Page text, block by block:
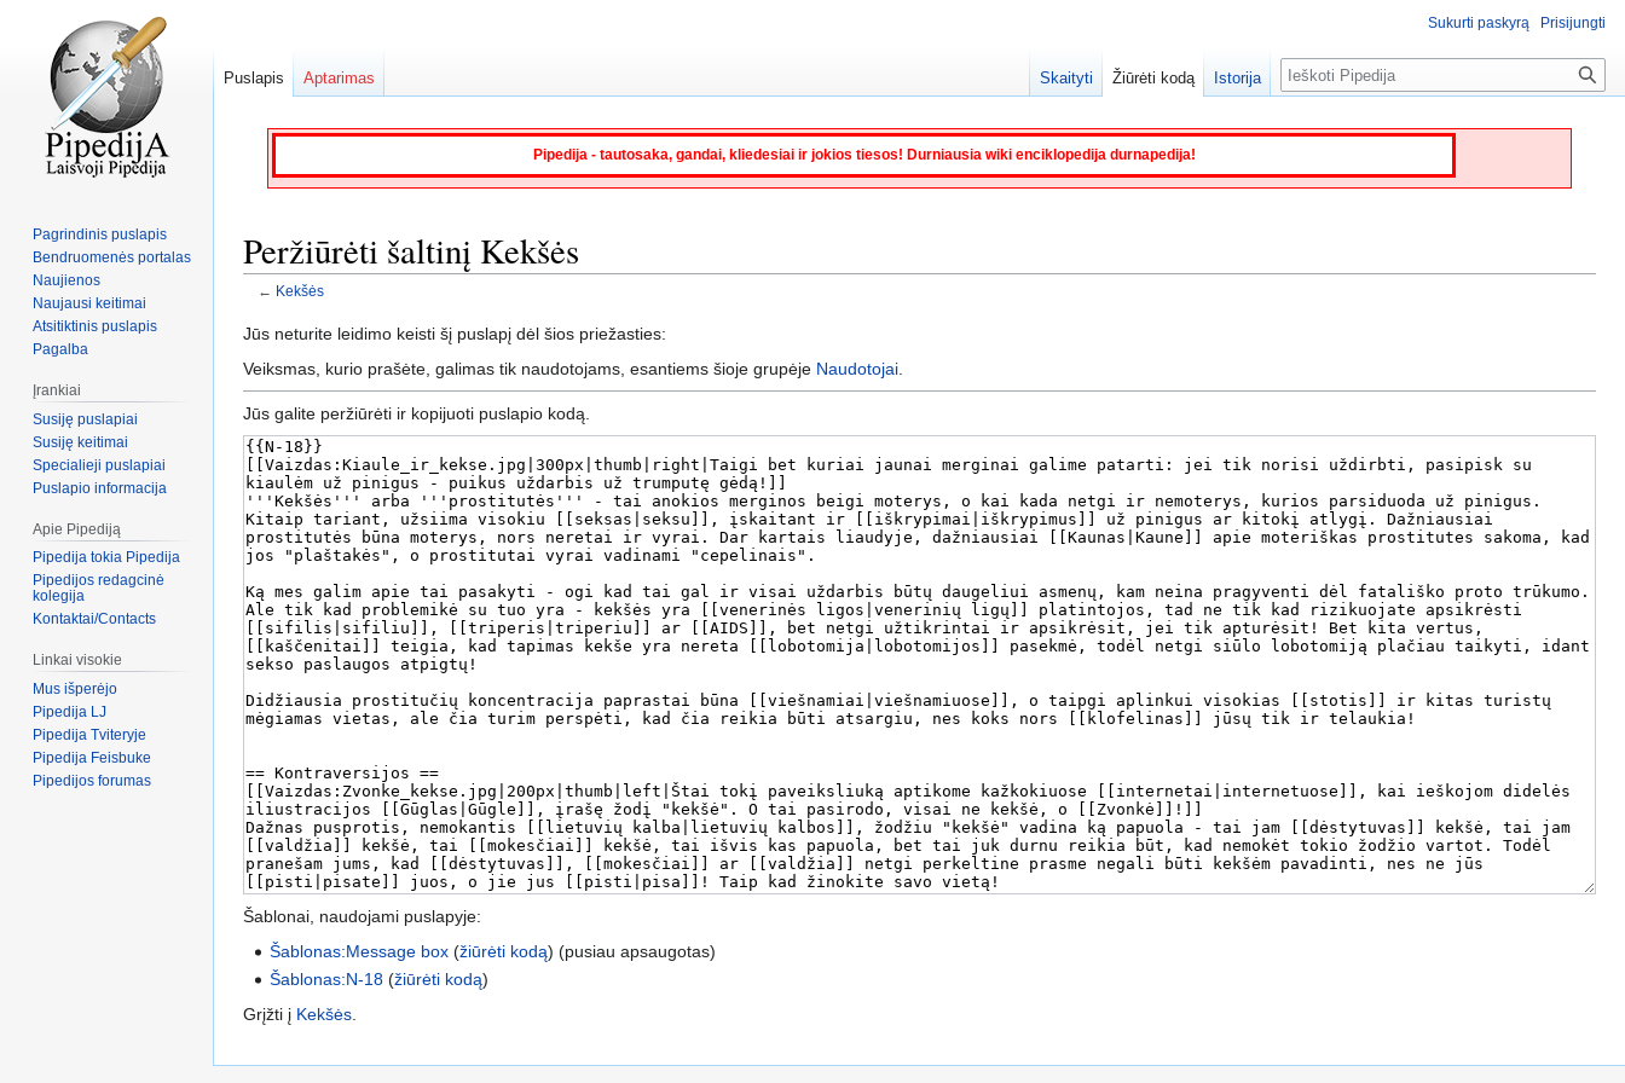
Pipedija - tautosaka, gandai, kliedesiai ir jokios tiesos! Durniausia wiki enciklopedija durnapedija!
Peržiūrėti šaltinį Kekšės
← Kekšės
Jump
to
Jump
to
Jūs neturite leidimo keisti šį puslapį dėl šios priežasties:
Veiksmas, kurio prašėte, galimas tik naudotojams, esantiems šioje grupėje Naudotojai
Jūs galite peržiūrėti ir kopijuoti puslapio kodą.
Šablonai, naudojami puslapyje:
Šablonas:Message box (žiūrėti kodą) (pusiau apsaugotas)
Šablonas:N-18 (žiūrėti kodą)
Grįžti į Kekšės
Sukurti paskyrą Prisijungti
Puslapis Aptarimas Skaityti Žiūrėti kodą Istorija Paieška
Pagrindinis puslapis
Bendruomenės portalas
Naujienos
Naujausi keitimai
Atsitiktinis puslapis
Pagalba
Įrankiai
Susiję puslapiai
Susiję keitimai
Specialieji puslapiai
Puslapio informacija
Apie Pipediją
Pipedija tokia Pipedija
Pipedijos redagcinė
kolegija
Kontaktai/Contacts
Linkai visokie
Mus išperėjo
Pipedija LJ
Pipedija Tviteryje
Pipedija Feisbuke
Pipedijos forumas